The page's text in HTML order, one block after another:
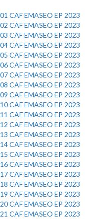
CAF EMASEO EP 2023
CAF EMASEO EP 2023
CAF EMASEO EP 2023
CAF EMASEO EP 2023
CAF EMASEO EP 2023
CAF EMASEO EP 2023
CAF EMASEO EP 2023
CAF EMASEO EP 2023
CAF EMASEO EP 2023
CAF EMASEO EP 2023
CAF EMASEO EP 2023
CAF EMASEO EP 2023
CAF EMASEO EP 2023
CAF EMASEO EP 2023
CAF EMASEO EP 2023
CAF EMASEO EP 2023
CAF EMASEO EP 2023
CAF EMASEO EP 2023
CAF EMASEO EP 2023
CAF EMASEO EP 2023
CAF EMASEO EP 2023